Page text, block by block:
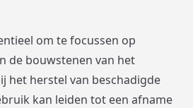
om te focussen op
de bouwstenen van het
het herstel van beschadigde
kan leiden tot een afname